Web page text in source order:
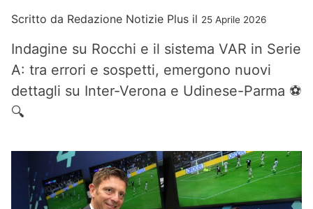
Scritto da Redazione Notizie Plus il 25 Aprile 2026
Indagine su Rocchi e il sistema VAR in Serie
A: tra errori e sospetti, emergono nuovi
dettagli su Inter-Verona e Udinese-Parma ⚽
🔍